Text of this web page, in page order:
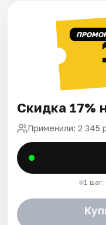
Скидка 17%
Применили: 2 345
1